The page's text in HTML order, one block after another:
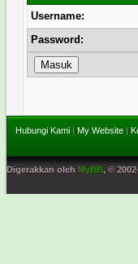
Username:
Password:
Hubungi Kami | My Website |
Digerakkan oleh MyBB, ©